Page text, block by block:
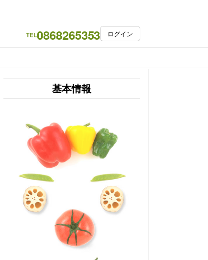
TEL0868265353 ログイン
基本情報